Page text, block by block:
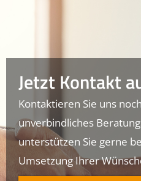
Jetzt Kontakt
Kontaktieren Sie uns
unverbindliches
unterstützen Sie gerne
Umsetzung Ihrer